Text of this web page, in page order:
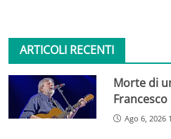
ARTICOLI RECENTI
Morte di
Ago 6, 2026